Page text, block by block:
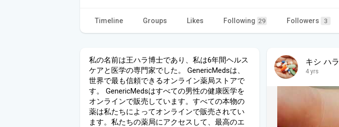
Timeline Groups Likes Following 29 Followers 3
私の名前は王ハラ博士であり、私は6年間ヘルス
ケアと医学の専門家でした。 GenericMedsは、
世界で最も信頼できるオンライン薬局ストアで
す。 GenericMedsはすべての男性の健康医学を
オンラインで販売しています。すべての本物の
薬は私たちによってオンラインで販売されてい
ます。私たちの薬局にアクセスして、最高のエ
キシ ハラ
4 yrs